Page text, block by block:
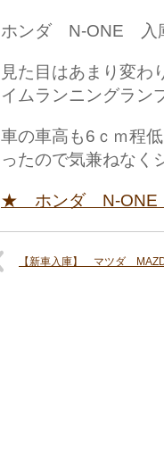
ホンダ N-ONE 入
見た目はあまり変
イムランニングラン
車の車高も6ｃｍ程
ったので気兼ねなく
★ ホンダ N-
【新車入庫】 マツダ